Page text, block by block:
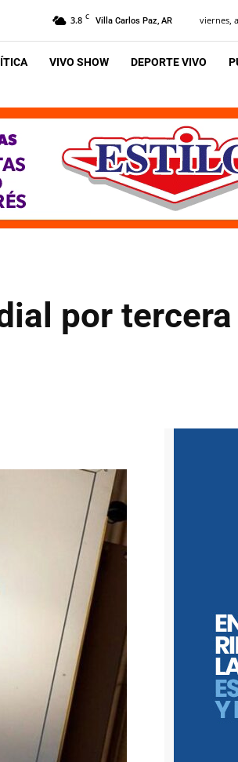
3.8 C Villa Carlos Paz, AR viernes,
VIVO SHOW DEPORTE VIVO
por tercera